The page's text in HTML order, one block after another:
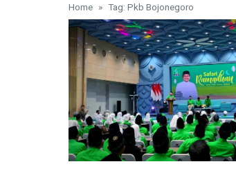
Home Tag: Pkb Bojonegoro